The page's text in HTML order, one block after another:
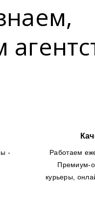
-
Работаем
Премиум-
курьеры,